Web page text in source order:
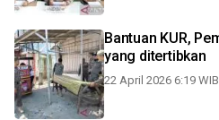
Bantuan KUR,
yang ditertibkan
22 April 2026 6:19 WIB